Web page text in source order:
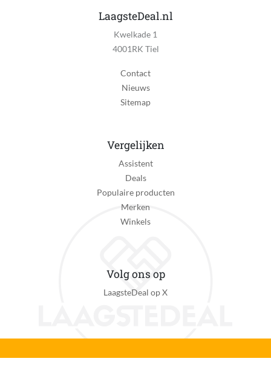
LaagsteDeal.nl
Kwelkade 1
4001RK Tiel
Contact
Nieuws
Sitemap
Vergelijken
Assistent
Deals
Populaire producten
Merken
Winkels
Volg ons op
LaagsteDeal op X